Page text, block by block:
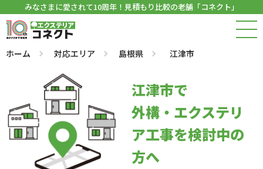
みなさまに愛されて10周年！見積もり比較の老舗「コネクト」
ホーム 対応エリア 島根県 江津市
江津市で
外構・エクステリ
ア工事を検討中の
方へ